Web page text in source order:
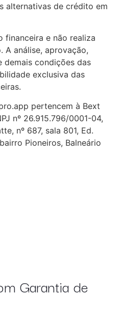
alternativas de crédito em
financeira e não realiza
A análise, aprovação,
demais condições das
exclusiva das
pertencem à Bext
nº 26.915.796/0001-04,
nº 687, sala 801, Ed.
Pioneiros, Balneário
Garantia de